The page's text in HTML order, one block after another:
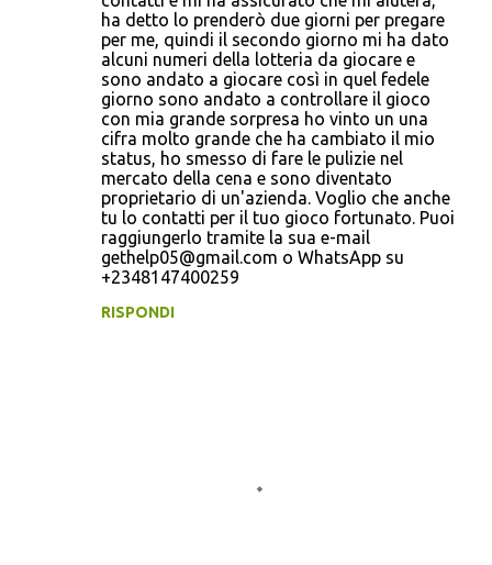
ha detto lo prenderò due giorni per pregare
per me, quindi il secondo giorno mi ha dato
alcuni numeri della lotteria da giocare e
sono andato a giocare così in quel fedele
giorno sono andato a controllare il gioco
con mia grande sorpresa ho vinto un una
cifra molto grande che ha cambiato il mio
status, ho smesso di fare le pulizie nel
mercato della cena e sono diventato
proprietario di un'azienda. Voglio che anche
tu lo contatti per il tuo gioco fortunato. Puoi
raggiungerlo tramite la sua e-mail
gethelp05@gmail.com o WhatsApp su
+2348147400259
RISPONDI